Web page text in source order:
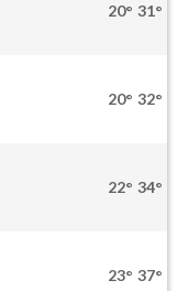
20° 31°
20° 32°
22° 34°
23° 37°